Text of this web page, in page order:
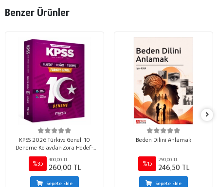
Benzer Ürünler
KPSS 2026 Türkiye Geneli 10
Deneme Kolaydan Zora Hedef-
Süre-Sonuç
%35
400,00 TL
260,00 TL
Sepete Ekle
Beden Dilini Anlamak
%15
290,00 TL
246,50 TL
Sepete Ekle